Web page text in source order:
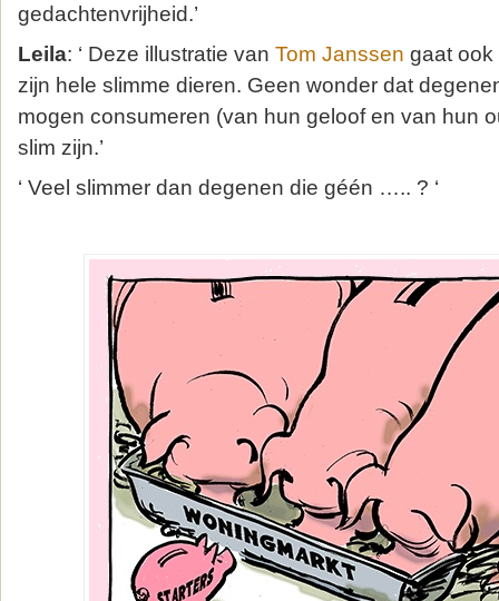
gedachtenvrijheid.’
Leila: ‘ Deze illustratie van Tom Janssen gaat ook
zijn hele slimme dieren. Geen wonder dat
mogen consumeren (van hun geloof en van hun
slim zijn.’
‘ Veel slimmer dan degenen die géén ….. ? ‘